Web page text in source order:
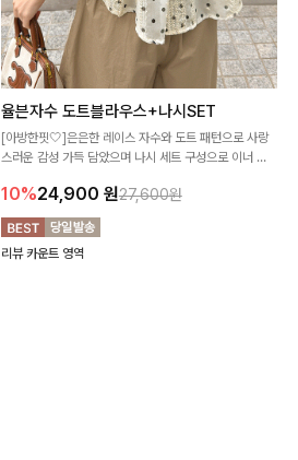
율븐자수 도트블라우스+나시SET
[아방한핏🤍]은은한 레이스 자수와 도트 패턴으로 사랑
스러운 감성 가득 담았으며 나시 세트 구성으로 이너 걱
10%24,900 원27,600원
리뷰 카운트 영역